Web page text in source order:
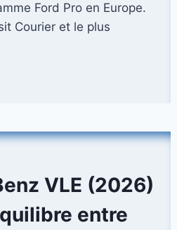
Ford Pro en Europe.
Courier et le plus
VLE (2026)
entre